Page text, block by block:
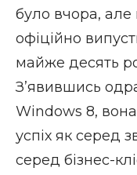
було вчора, але
офіційно
майже десять
З’явившись
Windows 8,
успіх як серед
серед бізнес-